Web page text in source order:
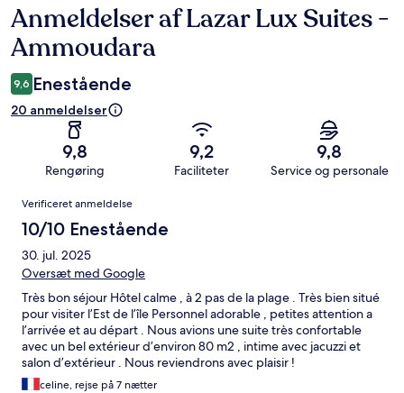
Anmeldelser
Anmeldelser af Lazar Lux Suites -
Ammoudara
9,6 Enestående
20 anmeldelser
9,8
Rengøring
9,2
Faciliteter
9,8
Service og personale
Anmeldelser
Verificeret anmeldelse
10/10 Enestående
30. jul. 2025
Oversæt med Google
Très bon séjour Hôtel calme , à 2 pas de la plage . Très bien situé
pour visiter l’Est de l’île Personnel adorable , petites attention a
l’arrivée et au départ . Nous avions une suite très confortable
avec un bel extérieur d’environ 80 m2 , intime avec jacuzzi et
salon d’extérieur . Nous reviendrons avec plaisir !
celine, rejse på 7 nætter